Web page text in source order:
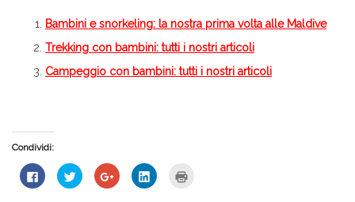
Bambini e snorkeling: la nostra prima volta alle Maldive
Trekking con bambini: tutti i nostri articoli
Campeggio con bambini: tutti i nostri articoli
Condividi:
Fai
clic
Fai
clic
Fai
clic
Fai
clic